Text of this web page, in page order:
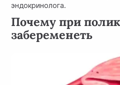
эндокринолога.
Почему при
забеременеть